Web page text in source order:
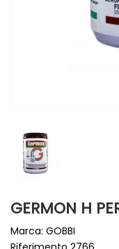
GERMON H
Marca: GOBBI